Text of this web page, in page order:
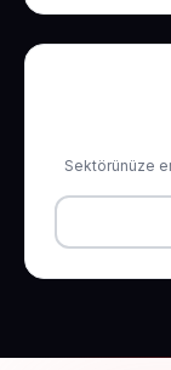
Sektörünüze